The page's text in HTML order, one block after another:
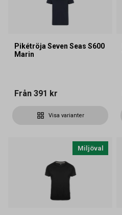
Pikétröja Seven Seas S600
Marin
Från 391 kr
Visa varianter
Miljöval